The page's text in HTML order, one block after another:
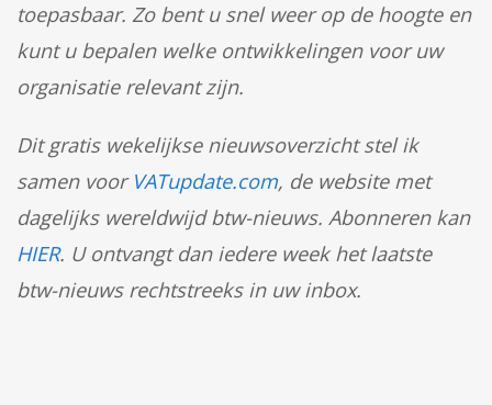
toepasbaar. Zo bent u snel weer op de hoogte en
kunt u bepalen welke ontwikkelingen voor uw
organisatie relevant zijn.
Dit gratis wekelijkse nieuwsoverzicht stel ik
samen voor VATupdate.com, de website met
dagelijks wereldwijd btw-nieuws. Abonneren kan
HIER. U ontvangt dan iedere week het laatste
btw-nieuws rechtstreeks in uw inbox.